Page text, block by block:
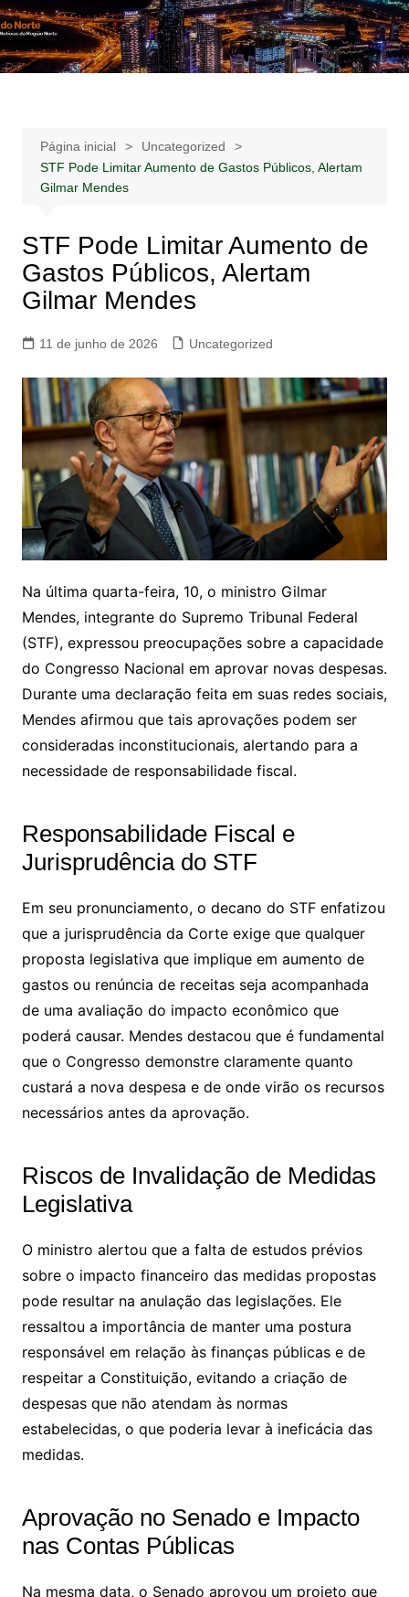
Ir
para
o
Notícias –
Publicidades –
Notícias – Publicidades – Anúncios
Página inicial
Uncategorized
STF Pode Limitar Aumento de Gastos Públicos, Alertam
Gilmar Mendes
STF Pode Limitar Aumento de
Gastos Públicos, Alertam
Gilmar Mendes
11 de junho de 2026 Uncategorized
Na última quarta-feira, 10, o ministro Gilmar
Mendes, integrante do Supremo Tribunal Federal
(STF), expressou preocupações sobre a capacidade
do Congresso Nacional em aprovar novas despesas.
Durante uma declaração feita em suas redes sociais,
Mendes afirmou que tais aprovações podem ser
consideradas inconstitucionais, alertando para a
necessidade de responsabilidade fiscal.
Responsabilidade Fiscal e
Jurisprudência do STF
Em seu pronunciamento, o decano do STF enfatizou
que a jurisprudência da Corte exige que qualquer
proposta legislativa que implique em aumento de
gastos ou renúncia de receitas seja acompanhada
de uma avaliação do impacto econômico que
poderá causar. Mendes destacou que é fundamental
que o Congresso demonstre claramente quanto
custará a nova despesa e de onde virão os recursos
necessários antes da aprovação.
Riscos de Invalidação de Medidas
Legislativa
O ministro alertou que a falta de estudos prévios
sobre o impacto financeiro das medidas propostas
pode resultar na anulação das legislações. Ele
ressaltou a importância de manter uma postura
responsável em relação às finanças públicas e de
respeitar a Constituição, evitando a criação de
despesas que não atendam às normas
estabelecidas, o que poderia levar à ineficácia das
medidas.
Aprovação no Senado e Impacto
nas Contas Públicas
Na mesma data, o Senado aprovou um projeto que